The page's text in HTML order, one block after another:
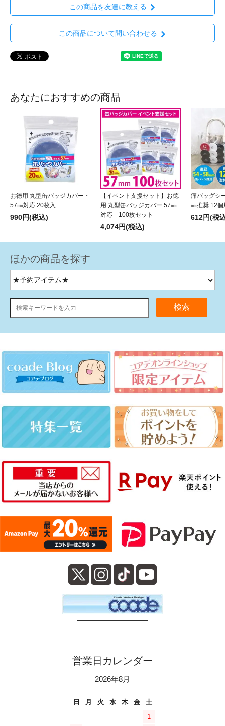
この商品を友達に教える
この商品について問い合わせる
あなたにおすすめの商品
お徳用 丸型缶バッジカバー・
57㎜対応 20枚入
990円(税込)
【イベント支援セット】お徳
用 丸型缶バッジカバー 57㎜
対応 100枚セット
4,074円(税込)
痛バッグシ
㎜推奨 12個
612円(税
ほかの商品を探す
検索
――――――――――
――――――――――
――――――――――
営業日カレンダー
2026年8月
日 月 火 水 木 金
土
1